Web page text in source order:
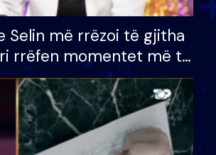
Selin më rrëzoi të gjitha
rrëfen momentet më të
e BB VIP: Do më
e mëngjesit kur…